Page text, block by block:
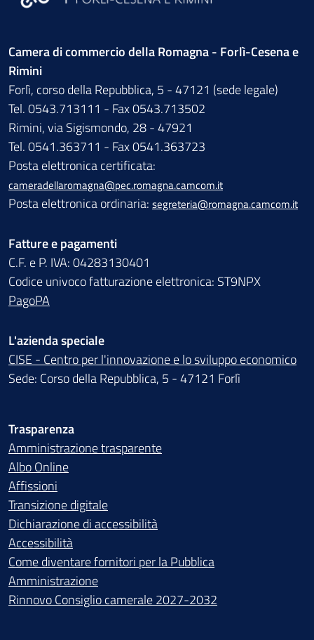
Camera di commercio della Romagna - Forlì-Cesena e
Rimini
Forlì, corso della Repubblica, 5 - 47121 (sede legale)
Tel. 0543.713111 - Fax 0543.713502
Rimini, via Sigismondo, 28 - 47921
Tel. 0541.363711 - Fax 0541.363723
Posta elettronica certificata:
cameradellaromagna@pec.romagna.camcom.it
Posta elettronica ordinaria: segreteria@romagna.camcom.it
Fatture e pagamenti
C.F. e P. IVA: 04283130401
Codice univoco fatturazione elettronica: ST9NPX
PagoPA
L'azienda speciale
CISE - Centro per l'innovazione e lo sviluppo economico
Sede: Corso della Repubblica, 5 - 47121 Forlì
Trasparenza
Amministrazione trasparente
Albo Online
Affissioni
Transizione digitale
Dichiarazione di accessibilità
Accessibilità
Come diventare fornitori per la Pubblica
Amministrazione
Rinnovo Consiglio camerale 2027-2032